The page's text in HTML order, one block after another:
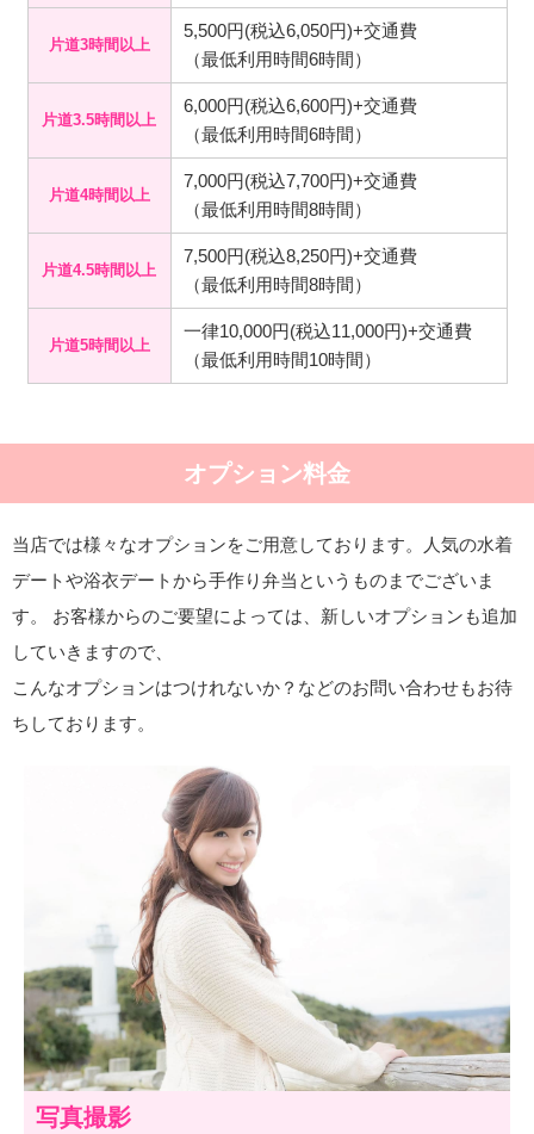
片道3時間以上
5,500円(税込6,050円)+交通費
（最低利用時間6時間）
片道3.5時間以上
6,000円(税込6,600円)+交通費
（最低利用時間6時間）
片道4時間以上
7,000円(税込7,700円)+交通費
（最低利用時間8時間）
片道4.5時間以上
7,500円(税込8,250円)+交通費
（最低利用時間8時間）
片道5時間以上
一律10,000円(税込11,000円)+交通費
（最低利用時間10時間）
オプション料金
当店では様々なオプションをご用意しております。人気の水着
デートや浴衣デートから手作り弁当というものまでございま
す。 お客様からのご要望によっては、新しいオプションも追加
していきますので、
こんなオプションはつけれないか？などのお問い合わせもお待
ちしております。
写真撮影